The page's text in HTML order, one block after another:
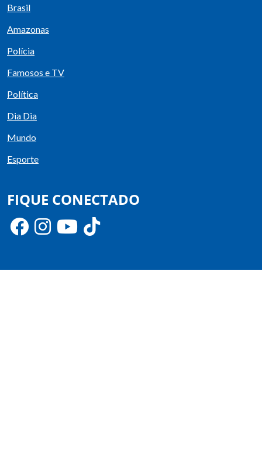
Brasil
Amazonas
Polícia
Famosos e TV
Política
Dia Dia
Mundo
Esporte
FIQUE CONECTADO